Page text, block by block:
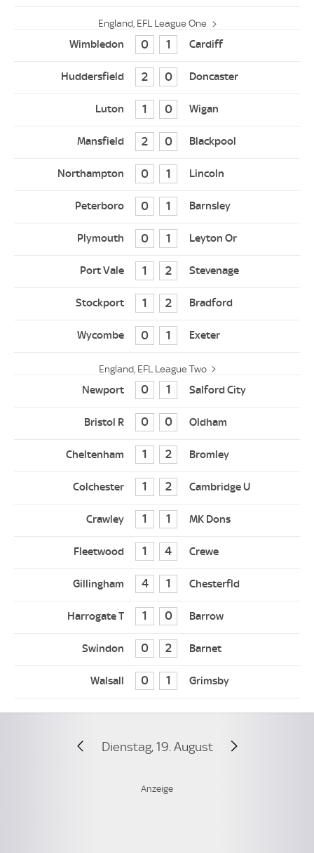
England, EFL League One
0 1
2 0
1 0
2 0
0 1
0 1
0 1
1 2
1 2
0 1
England, EFL League Two
0 1
0 0
1 2
1 2
1 1
1 4
4 1
1 0
0 2
0 1
Dienstag, 19. August